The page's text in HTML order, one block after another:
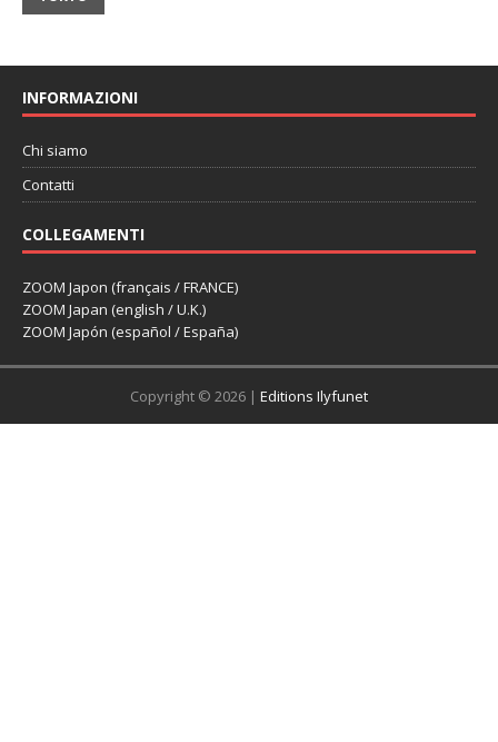
INFORMAZIONI
Chi siamo
Contatti
COLLEGAMENTI
ZOOM Japon (français / FRANCE)
ZOOM Japan (english / U.K.)
ZOOM Japón (español / España)
Copyright © 2026 | Editions Ilyfunet